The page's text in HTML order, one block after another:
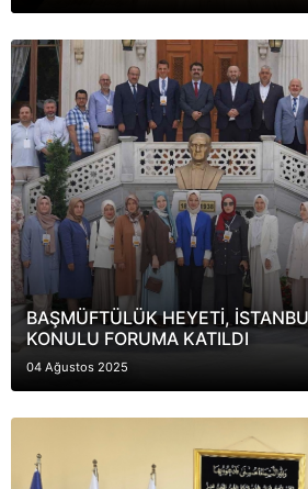
BAŞMÜFTÜLÜK HEYETİ,
KONULU FORUMA KATILDI
04 Ağustos 2025